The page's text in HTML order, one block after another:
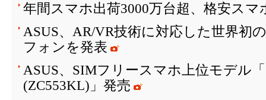
年間スマホ出荷3000万台超、格安スマ
ASUS、AR/VR技術に対応した世界初
フォンを発表
ASUS、SIMフリースマホ上位モデル「
(ZC553KL)」発売